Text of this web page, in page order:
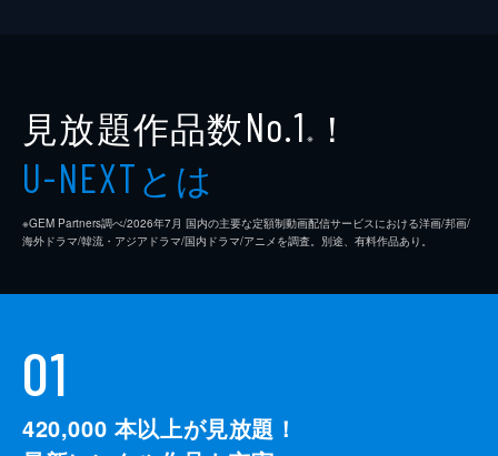
見放題作品数No.1 ※ ！
U-NEXTとは
※GEM Partners調べ/2026年7⽉ 国内の主要な定額制動画配信サービスにおける洋画/邦画/
海外ドラマ/韓流・アジアドラマ/国内ドラマ/アニメを調査。別途、有料作品あり。
01
420,000 本以上が見放題！